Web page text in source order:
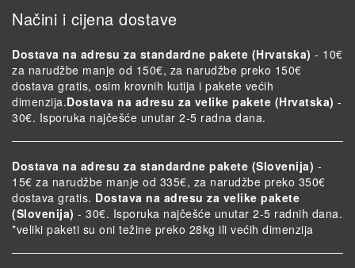
Načini i cijena dostave
Dostava na adresu za standardne pakete (Hrvatska) - 10€
za narudžbe manje od 150€, za narudžbe preko 150€
dostava gratis, osim krovnih kutija i pakete većih
dimenzija.Dostava na adresu za velike pakete (Hrvatska) -
30€. Isporuka najčešće unutar 2-5 radna dana.
Dostava na adresu za standardne pakete (Slovenija) -
15€ za narudžbe manje od 335€, za narudžbe preko 350€
dostava gratis. Dostava na adresu za velike pakete
(Slovenija) - 30€. Isporuka najčešće unutar 2-5 radnih dana.
*veliki paketi su oni težine preko 28kg ili većih dimenzija